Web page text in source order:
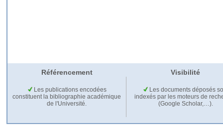
Référencement Visibilité
Les publications encodées
constituent la bibliographie académique
de l'Université.
Les documents déposés
indexés par les moteurs de
(Google Scholar,…).